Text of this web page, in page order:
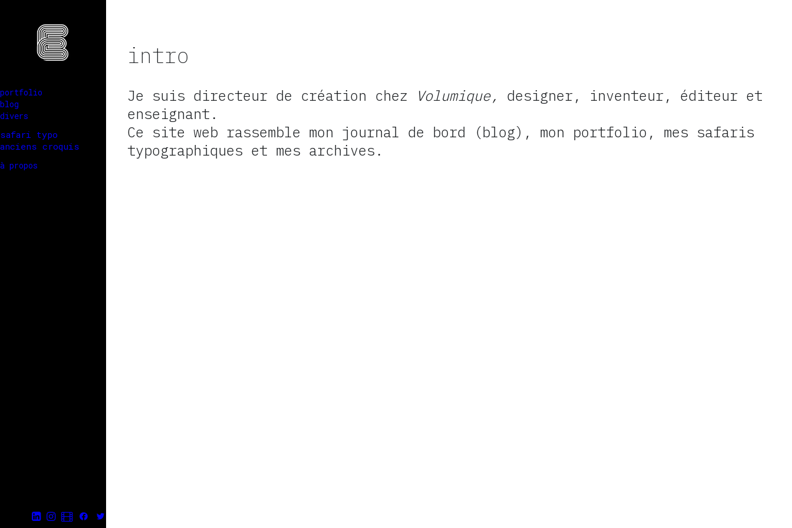
portfolio
blog
divers
safari typo
anciens croquis
à propos
intro
Je suis directeur de création chez Volumique, designer, inventeur, éditeur et
enseignant.
Ce site web rassemble mon journal de bord (blog), mon portfolio, mes safaris
typographiques et mes archives.